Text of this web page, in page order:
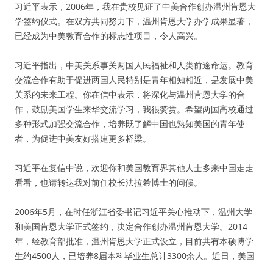
习近平表示，2006年，我在贵校见证了中美合作创办温州肯恩大
学签约仪式。在双方共同努力下，温州肯恩大学办学成果显著，
已经成为中美教育合作的标志性项目，令人高兴。
习近平指出，中美关系事关两国人民福祉和人类前途命运。教育
交流合作有助于促进两国人民特别是青年相知相近，是发展中美
关系的未来工程。你在信中表示，将深化与温州肯恩大学的合
作，鼓励美国学生来华交流学习，我很赞赏。希望两国高校通过
多种形式加强交流合作，培养既了解中国也熟知美国的青年使
者，为促进中美友好搭建更多桥梁。
习近平在复信中说，欢迎你和美国教育界其他人士多来中国走走
看看，也请转达我对前任校长法拉希博士的问候。
2006年5月，在时任浙江省委书记习近平关心推动下，温州大学
和美国肯恩大学正式签约，决定合作创办温州肯恩大学。2014
年，经教育部批准，温州肯恩大学正式设立，目前共有本硕博学
生约4500人，已培养8届本科毕业生总计3300余人。近日，美国